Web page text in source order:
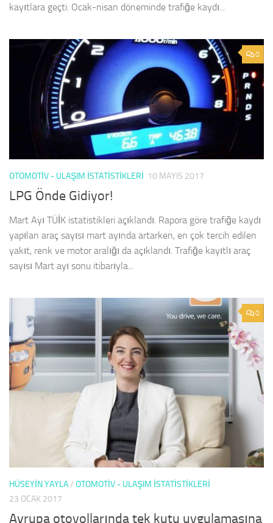
kayıtlara geçti. Ocak-nisan döneminde trafiğe kaydı...
0
OTOMOTIV - ULAŞIM İSTATISTIKLERI 10 MAYIS 2017
LPG Önde Gidiyor!
Mart Ayı TÜİK istatistikleri açıklandı. Rapora göre trafiğe kaydı
yapılan araç sayısı mart ayında artarken, en çok tercih edilen
yakıt, renk ve motor aralığı da açıklandı. Trafiğe kayıtlı araç
sayısı Mart ayı sonu itibarıyla...
0
HÜSEYIN YAYLA/ OTOMOTIV - ULAŞIM İSTATISTIKLERI
23 OCAK 2017
Avrupa otoyollarında tek kutu uygulamasına